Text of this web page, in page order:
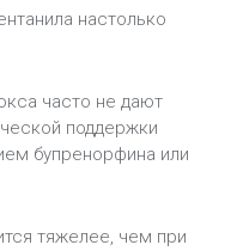
настолько
часто не дают
поддержки
бупренорфина или
тяжелее, чем при